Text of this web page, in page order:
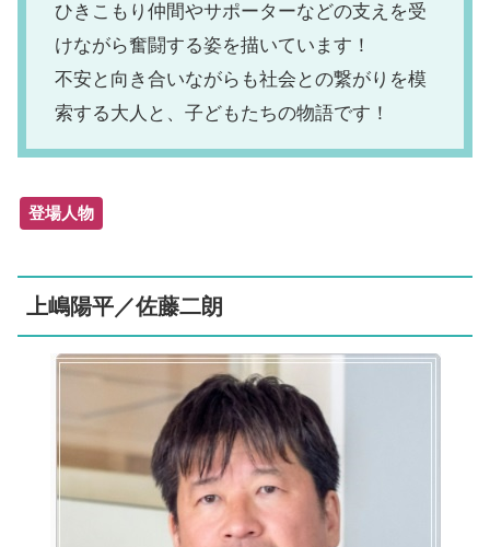
ひきこもり仲間やサポーターなどの支えを受
けながら奮闘する姿を描いています！
不安と向き合いながらも社会との繋がりを模
索する大人と、子どもたちの物語です！
登場人物
上嶋陽平／佐藤二朗